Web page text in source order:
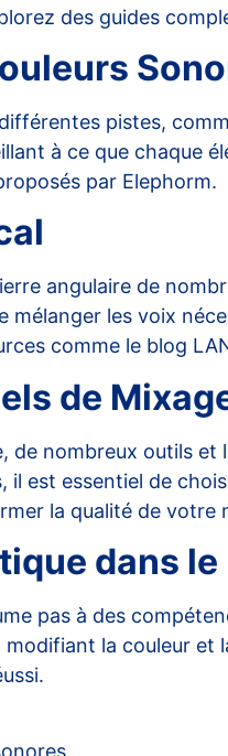
des guides
pistes,
à ce que
par Elephorm.
angulaire de
mélanger les voix
comme le blog
de
de nombreux outils
il est essentiel de
la qualité de votre
dans le
pas à des
la couleur et